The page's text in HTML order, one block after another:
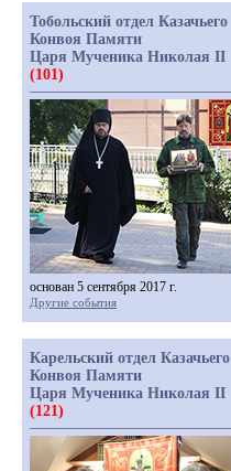
Тобольский отдел Казачьего
Конвоя Памяти
Царя Мученика Николая II
(101)
основан 5 сентября 2017 г.
Другие события
Карельский отдел Казачьего
Конвоя Памяти
Царя Мученика Николая II
(121)